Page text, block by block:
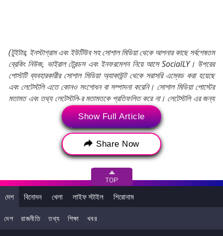
(টুইটার, ইনস্টাগ্রাম এবং ইউটিউব সহ সোশাল মিডিয়া থেকে আপনার কাছে সর্বশেষতম
ব্রেকিং নিউজ, ভাইরাল ট্রেন্ডস এবং ইনফরমেশন নিয়ে আসে SocialLY। উপরের
পোস্টটি ব্যবহারকারীর সোশাল মিডিয়া অ্যাকাউন্ট থেকে সরাসরি এম্বেড করা হয়েছে
এবং লেটেস্টলি এতে কোনও সংশোধন বা সম্পাদনা করেনি। সোশাল মিডিয়া পোস্টের
মতামত এবং তথ্য লেটেস্টলি-র মতামতকে প্রতিফলিত করে না। লেটেস্টলি এর জন্য
কোনও দায়বদ্ধতা বা দায় গ্রহণ করে না।)
Dhaka Plane Crash Plane Crash
Plane Crash in Dhaka
বাংলাদেশ
ঢাকা বিমান দুর্ঘটনা বাংলাদেশ বিমান দুর্ঘটনা
Show Full Article
Share Now
দেশ বিনোদন খেলা লাইফ স্টাইল শিরোনাম
দেশ রাজনীতি তথ্য শিক্ষা খবর